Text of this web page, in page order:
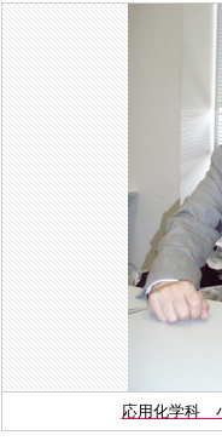
応用化学科